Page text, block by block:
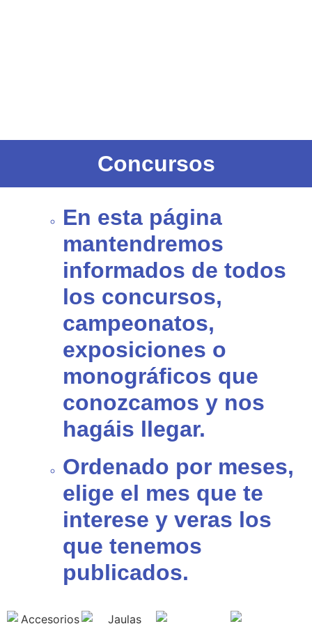
Concursos
En esta página
mantendremos
informados de todos
los concursos,
campeonatos,
exposiciones o
monográficos que
conozcamos y nos
hagáis llegar.
Ordenado por meses,
elige el mes que te
interese y veras los
que tenemos
publicados.